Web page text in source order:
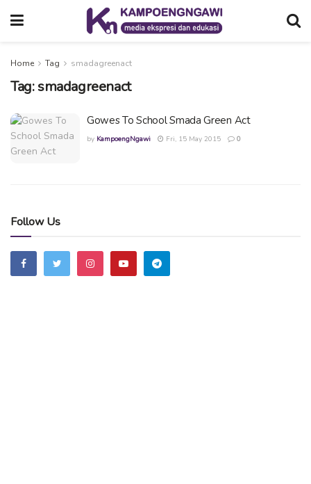
Home Tag smadagreenact
Tag:smadagreenact
Gowes To School Smada Green Act
by KampoengNgawi Fri, 15 May 2015 0
Follow Us